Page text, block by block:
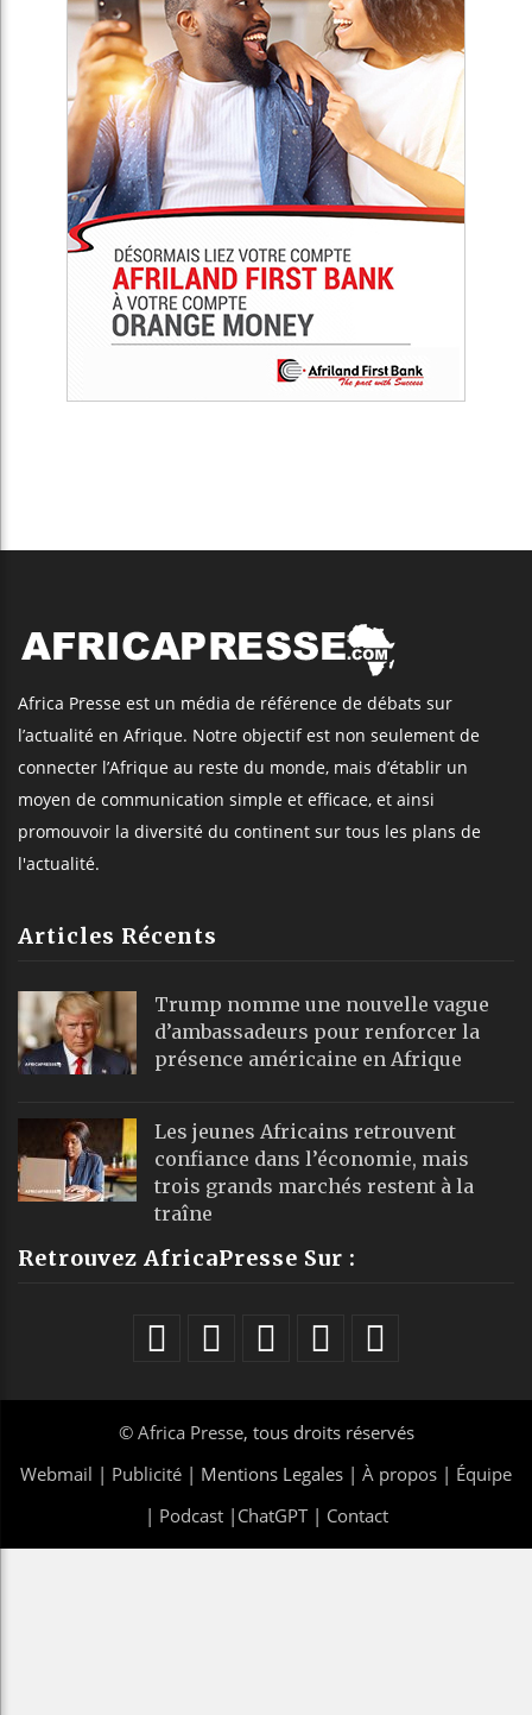
Africa Presse est un média de référence de débats sur
l’actualité en Afrique. Notre objectif est non seulement de
connecter l’Afrique au reste du monde, mais d’établir un
moyen de communication simple et efficace, et ainsi
promouvoir la diversité du continent sur tous les plans de
l'actualité.
Articles Récents
Trump nomme une nouvelle vague
d’ambassadeurs pour renforcer la
présence américaine en Afrique
Les jeunes Africains retrouvent
confiance dans l’économie, mais
trois grands marchés restent à la
traîne
Retrouvez AfricaPresse Sur :
© Africa Presse, tous droits réservés
Webmail | Publicité | Mentions Legales | À propos | Équipe
| Podcast| ChatGPT| Contact